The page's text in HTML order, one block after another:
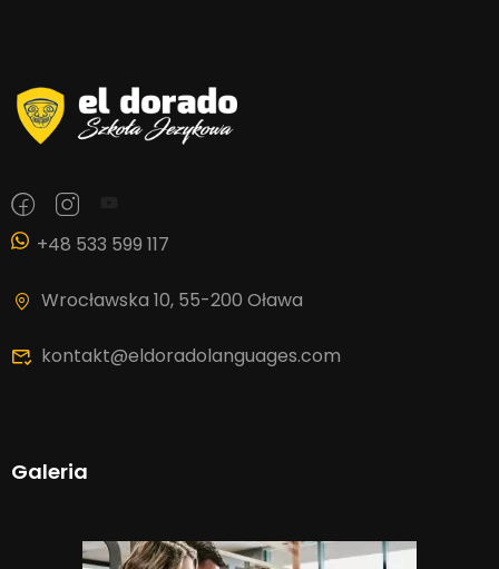
+48 533 599 117
Wrocławska 10, 55-200 Oława
kontakt@eldoradolanguages.com
Galeria